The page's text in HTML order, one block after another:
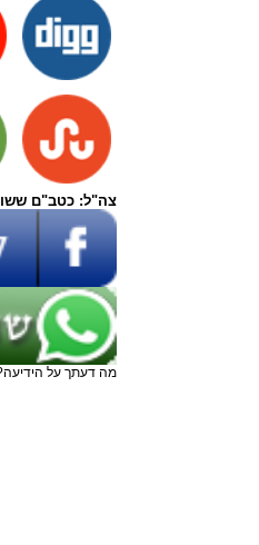
צה"ל: כטב"ם
מה דעתך על